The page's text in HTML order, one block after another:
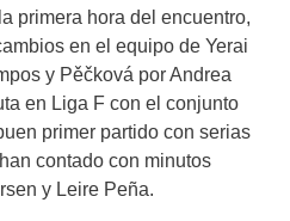
primera hora del encuentro,
en el equipo de Yerai
y Pěčková por Andrea
en Liga F con el conjunto
primer partido con serias
contado con minutos
y Leire Peña.